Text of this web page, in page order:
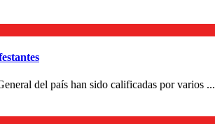
del país han sido calificadas por varios ...